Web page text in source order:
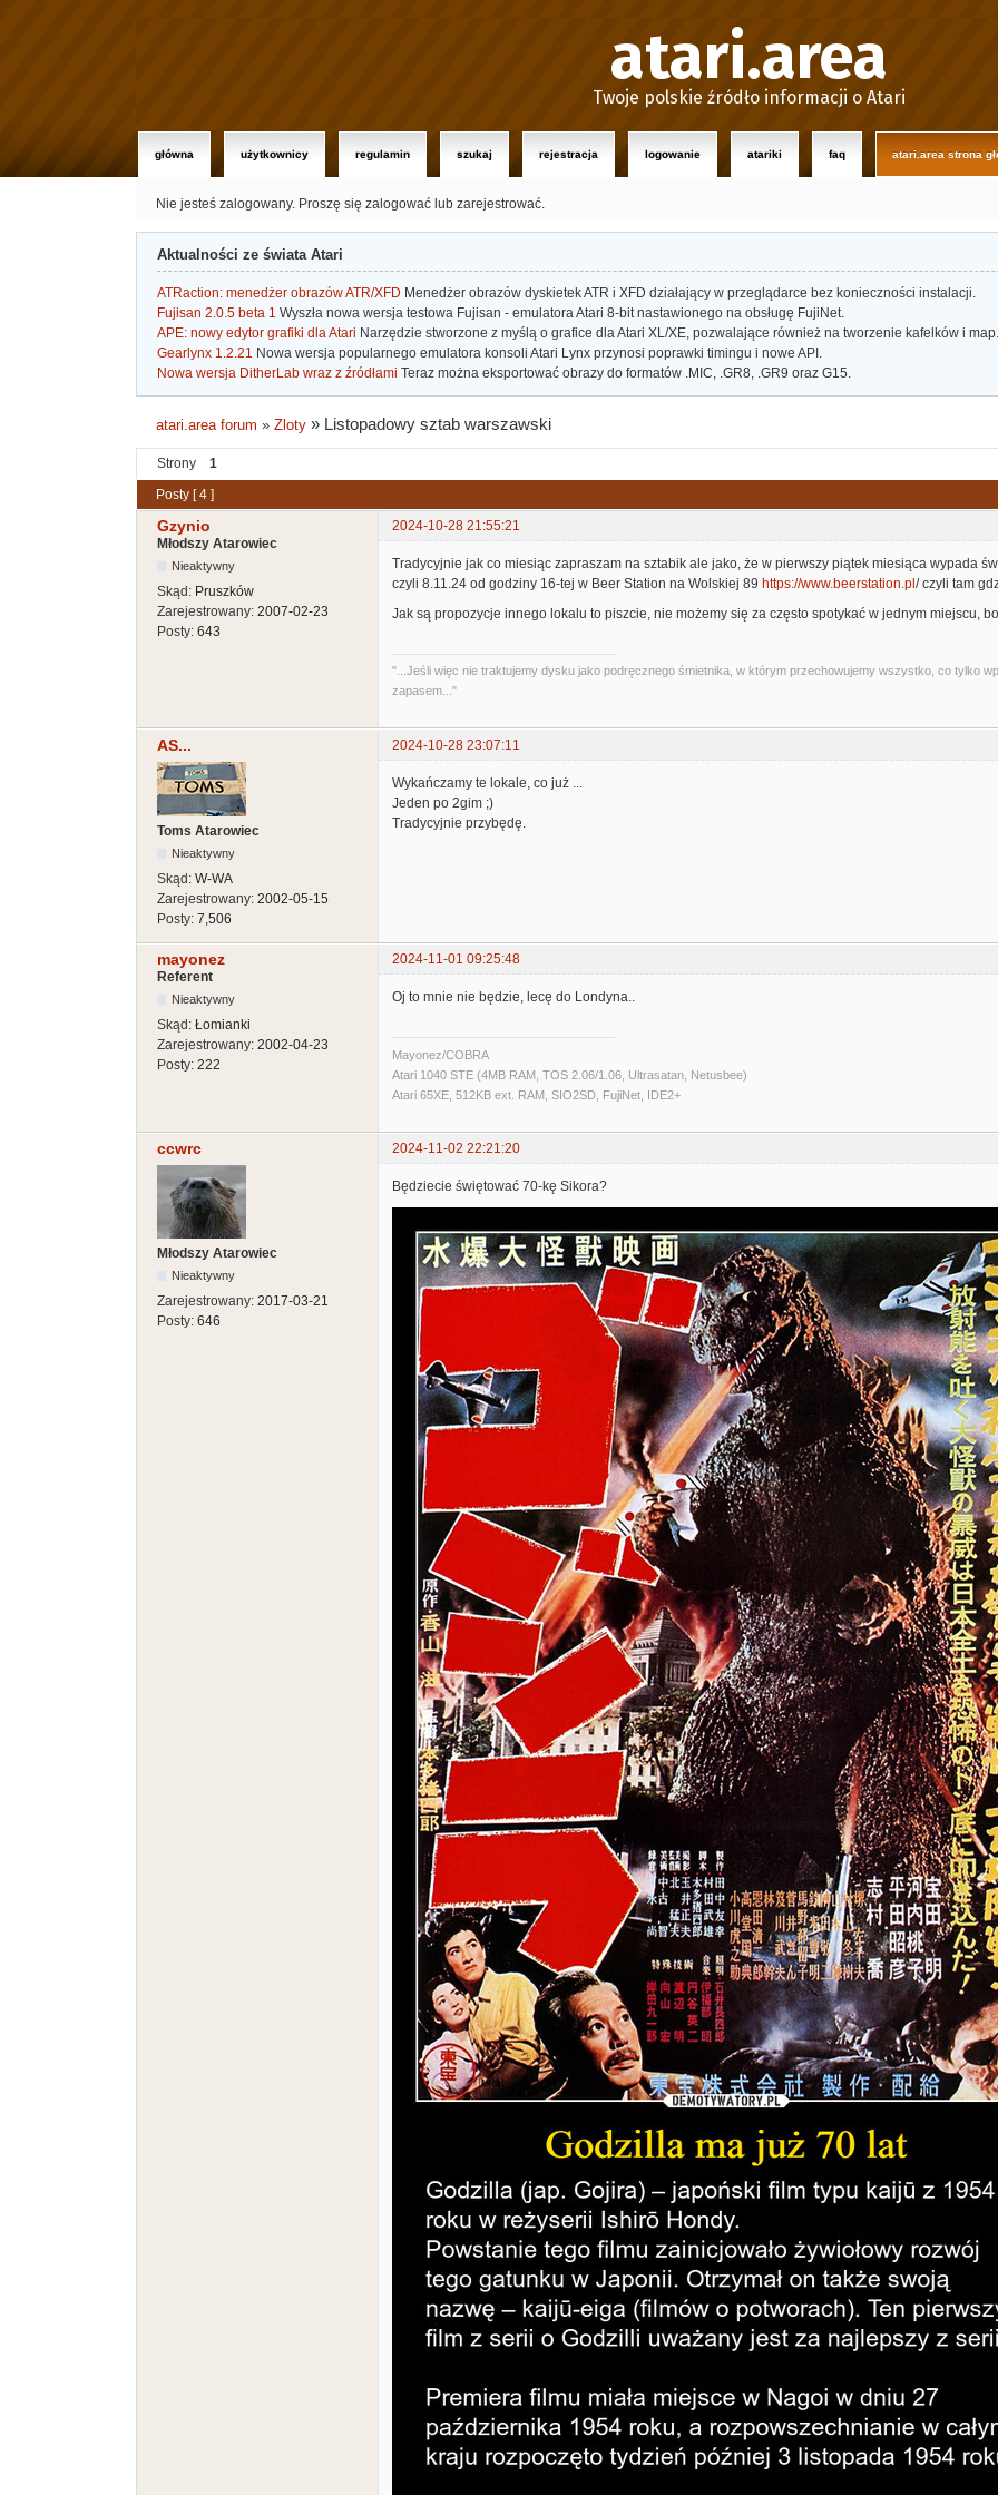
atari.area
Twoje polskie źródło informacji o Atari
główna użytkownicy regulamin szukaj rejestracja logowanie atariki faq atari.area strona
Nie jesteś zalogowany. Proszę się zalogować lub zarejestrować.
Aktualności ze świata Atari
ATRaction: menedżer obrazów ATR/XFD Menedżer obrazów dyskietek ATR i XFD działający w przeglądarce bez konieczności instalacji.
Fujisan 2.0.5 beta 1 Wyszła nowa wersja testowa Fujisan - emulatora Atari 8-bit nastawionego na obsługę FujiNet.
APE: nowy edytor grafiki dla Atari Narzędzie stworzone z myślą o grafice dla Atari XL/XE, pozwalające również na tworzenie kafelków i map.
Gearlynx 1.2.21 Nowa wersja popularnego emulatora konsoli Atari Lynx przynosi poprawki timingu i nowe API.
Nowa wersja DitherLab wraz z źródłami Teraz można eksportować obrazy do formatów .MIC, .GR8, .GR9 oraz G15.
atari.area forum »Zloty » Listopadowy sztab warszawski
Strony
1
Posty [ 4 ]
Gzynio
2024-10-28 21:55:21
Młodszy Atarowiec
Nieaktywny
Skąd: Pruszków
Zarejestrowany: 2007-02-23
Posty: 643
Tradycyjnie jak co miesiąc zapraszam na sztabik ale jako, że w pierwszy piątek miesiąca wypada
czyli 8.11.24 od godziny 16-tej w Beer Station na Wolskiej 89 https://www.beerstation.pl / czyli tam
Jak są propozycje innego lokalu to piszcie, nie możemy się za często spotykać w jednym miejscu,
"...Jeśli więc nie traktujemy dysku jako podręcznego śmietnika, w którym przechowujemy wszystko, co tylko
zapasem..."
AS... 2024-10-28 23:07:11
Toms Atarowiec
Nieaktywny
Skąd: W-WA
Zarejestrowany: 2002-05-15
Posty: 7,506
Wykańczamy te lokale, co już ...
Jeden po 2gim ;)
Tradycyjnie przybędę.
mayonez
2024-11-01 09:25:48
Referent
Nieaktywny
Skąd: Łomianki
Zarejestrowany: 2002-04-23
Posty: 222
Oj to mnie nie będzie, lecę do Londyna..
Mayonez/COBRA
Atari 1040 STE (4MB RAM, TOS 2.06/1.06, Ultrasatan, Netusbee)
Atari 65XE, 512KB ext. RAM, SIO2SD, FujiNet, IDE2+
ccwrc 2024-11-02 22:21:20
Młodszy Atarowiec
Nieaktywny
Zarejestrowany: 2017-03-21
Posty: 646
Będziecie świętować 70-kę Sikora?